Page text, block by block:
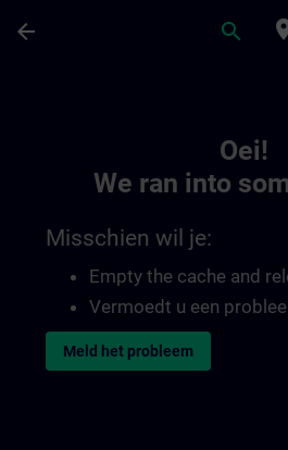
arrow_back search
Oei!
We ran into
Misschien wil je:
Empty the cache and
Vermoedt u een
Meld het probleem